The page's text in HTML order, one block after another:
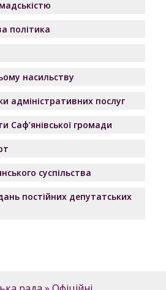
політика
насильству
адміністративних послуг
Саф’янівської громади
суспільства
постійних депутатських